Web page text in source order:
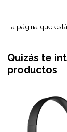
La página que
Quizás te
productos